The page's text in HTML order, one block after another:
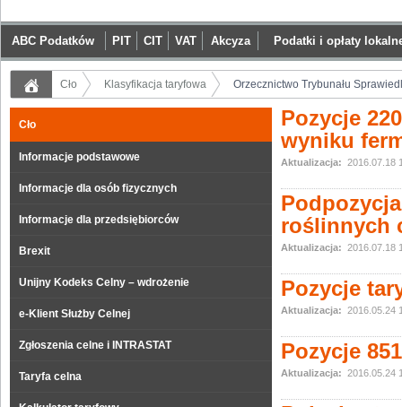
ABC Podatków PIT CIT VAT Akcyza Podatki i opłaty
Cło Klasyfikacja taryfowa Orzecznictwo Trybunału
Cło
Informacje podstawowe
Informacje dla osób fizycznych
Informacje dla przedsiębiorców
Brexit
Unijny Kodeks Celny – wdrożenie
e-Klient Służby Celnej
Zgłoszenia celne i INTRASTAT
Taryfa celna
Pozycje
wyniku
Aktualizacja: 2016.07.18
roślinnych
Aktualizacja: 2016.07.18
Pozycje
Aktualizacja: 2016.05.24
Pozycje
Aktualizacja: 2016.05.24